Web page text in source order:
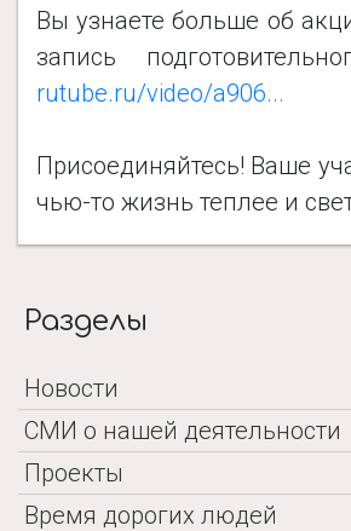
Вы узнаете больше об
запись
rutube.ru/video/a906...
Присоединяйтесь! Ваше
чью-то жизнь теплее и
Разделы
Новости
СМИ о нашей деятельности
Проекты
Время дорогих людей